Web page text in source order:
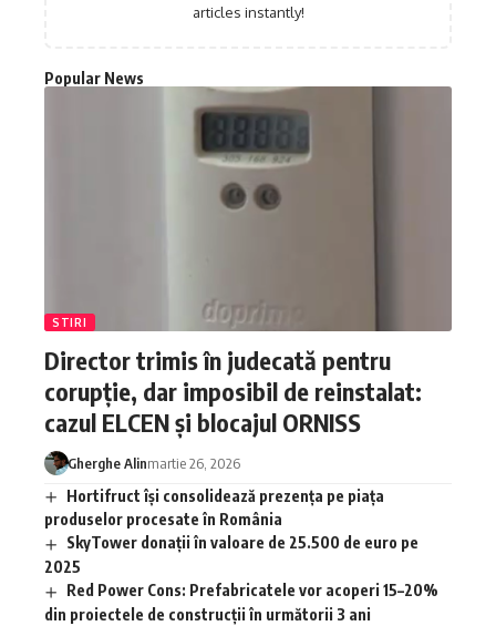
articles instantly!
Popular News
STIRI
Director trimis în judecată pentru
corupție, dar imposibil de reinstalat:
cazul ELCEN și blocajul ORNISS
Gherghe Alinmartie 26, 2026
Hortifruct își consolidează prezența pe piața
produselor procesate în România
SkyTower donații în valoare de 25.500 de euro pe
2025
Red Power Cons: Prefabricatele vor acoperi 15–20%
din proiectele de construcții în următorii 3 ani